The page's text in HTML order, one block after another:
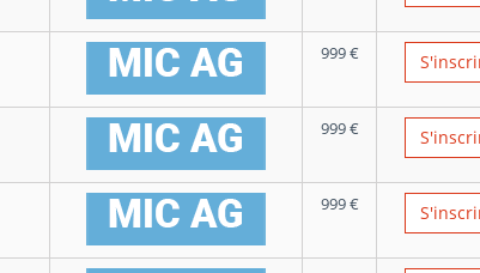
999€
999€
999€